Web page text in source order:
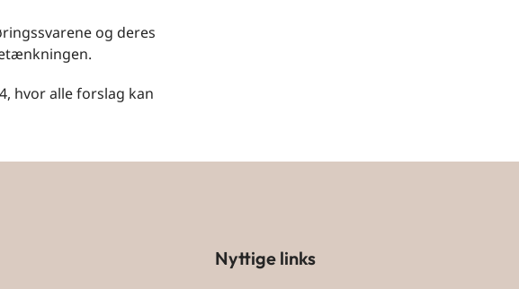
og deres
hvor alle forslag kan
Nyttige links